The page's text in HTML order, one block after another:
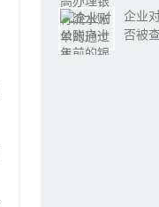
企业
否被